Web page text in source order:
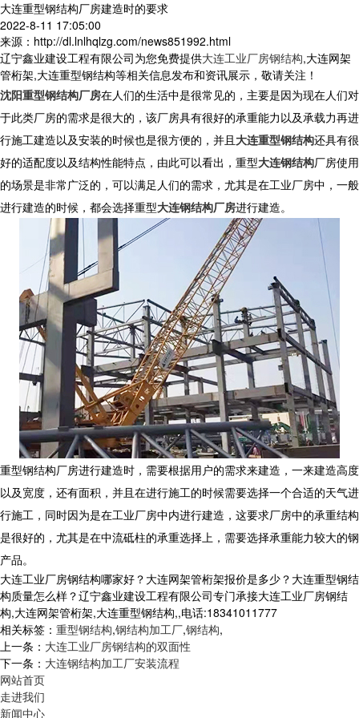
大连重型钢结构厂房建造时的要求
2022-8-11 17:05:00
来源：http://dl.lnlhqlzg.com/news851992.html
辽宁鑫业建设工程有限公司为您免费提供大连工业厂房钢结构,大连网架
管桁架,大连重型钢结构等相关信息发布和资讯展示，敬请关注！
沈阳重型钢结构厂房在人们的生活中是很常见的，主要是因为现在人们对
于此类厂房的需求是很大的，该厂房具有很好的承重能力以及承载力再进
行施工建造以及安装的时候也是很方便的，并且 大连重型钢结构还具有很
好的适配度以及结构性能特点，由此可以看出，重型大连钢结构厂房使用
的场景是非常广泛的，可以满足人们的需求，尤其是在工业厂房中，一般
进行建造的时候，都会选择重型大连钢结构厂房进行建造。
重型钢结构厂房进行建造时，需要根据用户的需求来建造，一来建造高度
以及宽度，还有面积，并且在进行施工的时候需要选择一个合适的天气进
行施工，同时因为是在工业厂房中内进行建造，这要求厂房中的承重结构
是很好的，尤其是在中流砥柱的承重选择上，需要选择承重能力较大的钢
产品。
大连工业厂房钢结构哪家好？大连网架管桁架报价是多少？大连重型钢结
构质量怎么样？辽宁鑫业建设工程有限公司专门承接大连工业厂房钢结
构,大连网架管桁架,大连重型钢结构,,电话:18341011777
相关标签： 重型钢结构,钢结构加工厂,钢结构,
上一条： 大连工业厂房钢结构的双面性
下一条： 大连钢结构加工厂安装流程
网站首页
走进我们
新闻中心